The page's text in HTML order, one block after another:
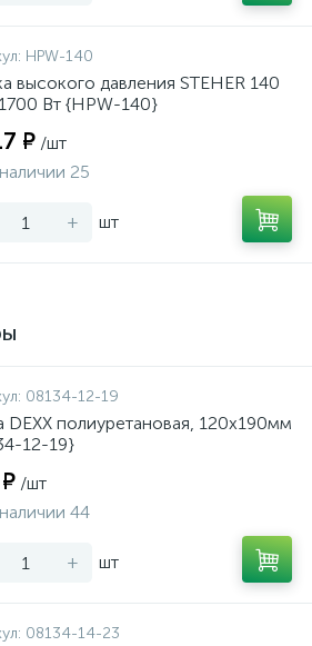
HPW-140
высокого давления STEHER 140
Вт {HPW-140}
₽ /шт
25
+ шт
08134-12-19
DEXX полиуретановая, 120x190мм
12-19}
/шт
44
+ шт
08134-14-23